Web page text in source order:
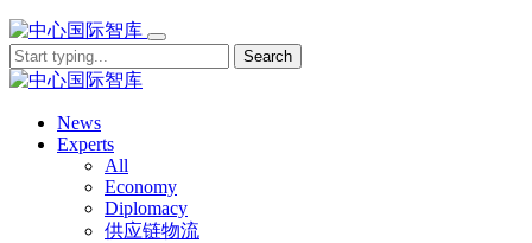
Search
News
Experts
All
Economy
Diplomacy
供应链物流